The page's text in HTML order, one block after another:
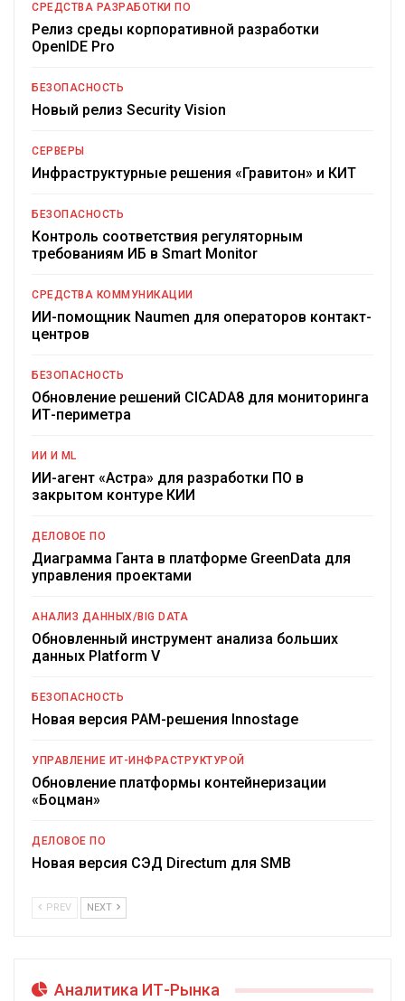
СРЕДСТВА РАЗРАБОТКИ ПО
Релиз среды корпоративной разработки
OpenIDE Pro
БЕЗОПАСНОСТЬ
Новый релиз Security Vision
СЕРВЕРЫ
Инфраструктурные решения «Гравитон» и КИТ
БЕЗОПАСНОСТЬ
Контроль соответствия регуляторным
требованиям ИБ в Smart Monitor
СРЕДСТВА КОММУНИКАЦИИ
ИИ-помощник Naumen для операторов контакт-
центров
БЕЗОПАСНОСТЬ
Обновление решений CICADA8 для мониторинга
ИТ-периметра
ИИ И ML
ИИ-агент «Астра» для разработки ПО в
закрытом контуре КИИ
ДЕЛОВОЕ ПО
Диаграмма Ганта в платформе GreenData для
управления проектами
АНАЛИЗ ДАННЫХ/BIG DATA
Обновленный инструмент анализа больших
данных Platform V
БЕЗОПАСНОСТЬ
Новая версия PAM-решения Innostage
УПРАВЛЕНИЕ ИТ-ИНФРАСТРУКТУРОЙ
Обновление платформы контейнеризации
«Боцман»
ДЕЛОВОЕ ПО
Новая версия СЭД Directum для SMB
PREV NEXT
Аналитика ИТ-Рынка